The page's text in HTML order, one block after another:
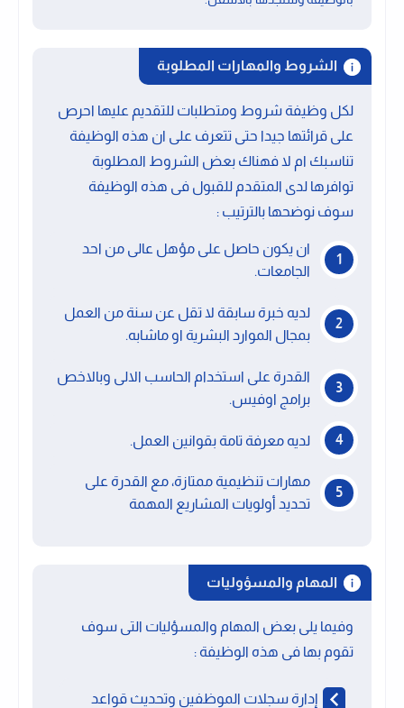
الشروط والمهارات المطلوبة
لكل وظيفة شروط ومتطلبات للتقديم عليها احرص
على قرائتها جيدا حتى تتعرف على ان هذه الوظيفة
تناسبك ام لا فهناك بعض الشروط المطلوبة
توافرها لدى المتقدم للقبول فى هذه الوظيفة
سوف نوضحها بالترتيب :
ان يكون حاصل على مؤهل عالى من احد
الجامعات.
لديه خبرة سابقة لا تقل عن سنة من العمل
بمجال الموارد البشرية او ماشابه.
القدرة على استخدام الحاسب الالى وبالاخص
برامج اوفيس.
لديه معرفة تامة بقوانين العمل.
مهارات تنظيمية ممتازة، مع القدرة على
تحديد أولويات المشاريع المهمة
المهام والمسؤوليات
وفيما يلى بعض المهام والمسؤليات التى سوف
تقوم بها فى هذه الوظيفة :
إدارة سجلات الموظفين وتحديث قواعد